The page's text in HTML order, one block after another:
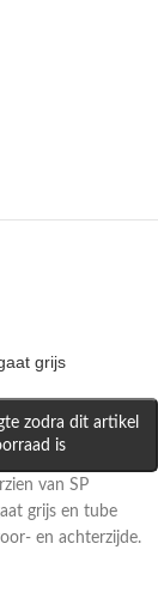
grijs
zodra dit artikel
is
van SP
grijs en tube
en achterzijde.